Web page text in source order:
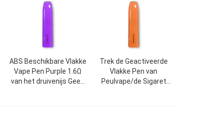
ABS Beschikbare Vlakke
Vape Pen Purple 1.6Ω
van het druivenijs Geen
Trek de Geactiveerde
Vlakke Pen van
Peulvape/de Sigaret